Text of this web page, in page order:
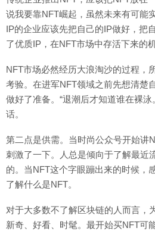
说我要靠NFT崛起，虽然未来有可能
IP的企业应该先把自己的IP做好，把
了优质IP，在NFT市场中存活下来的
NFT市场必然经历大浪淘沙的过程，
考验。在进军NFT领域之前先想清楚
做好了准备。“退潮后才知道谁在裸
话。
第二点是供需。当时尚公众号开始讲
刺激了一下。人总是倾向于了解最近
的。当NFT这个字眼蹦出来的时候，
了解什么是NFT。
对于大多数不了解区块链的人而言，
新奇、好看、时髦。最开始买NFT可